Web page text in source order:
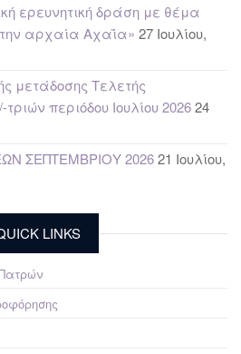
ερευνητική δράση με θέμα
αρχαία Αχαΐα» 27 Ιουλίου,
μετάδοσης Τελετής
περιόδου Ιουλίου 202624
ΣΕΠΤΕΜΒΡΙΟΥ 202621 Ιουλίου,
LINKS